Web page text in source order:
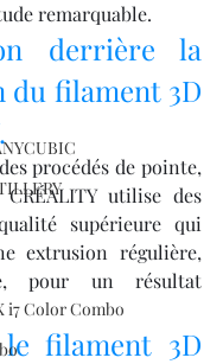
i7 Color Combo
remarquable.
derrière la
filament 3D
procédés de pointe,
utilise des
supérieure qui
extrusion régulière,
pour un résultat
filament 3D